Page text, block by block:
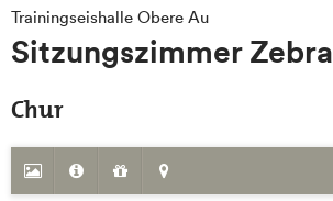
Trainingseishalle Obere Au
Sitzungszimmer Zebra
Chur